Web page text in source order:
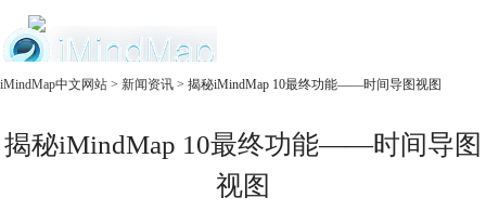
产品
iMindMap中文网站 > 新闻资讯 > 揭秘iMindMap 10最终功能——时间导图视图
揭秘iMindMap 10最终功能——时间导图
视图